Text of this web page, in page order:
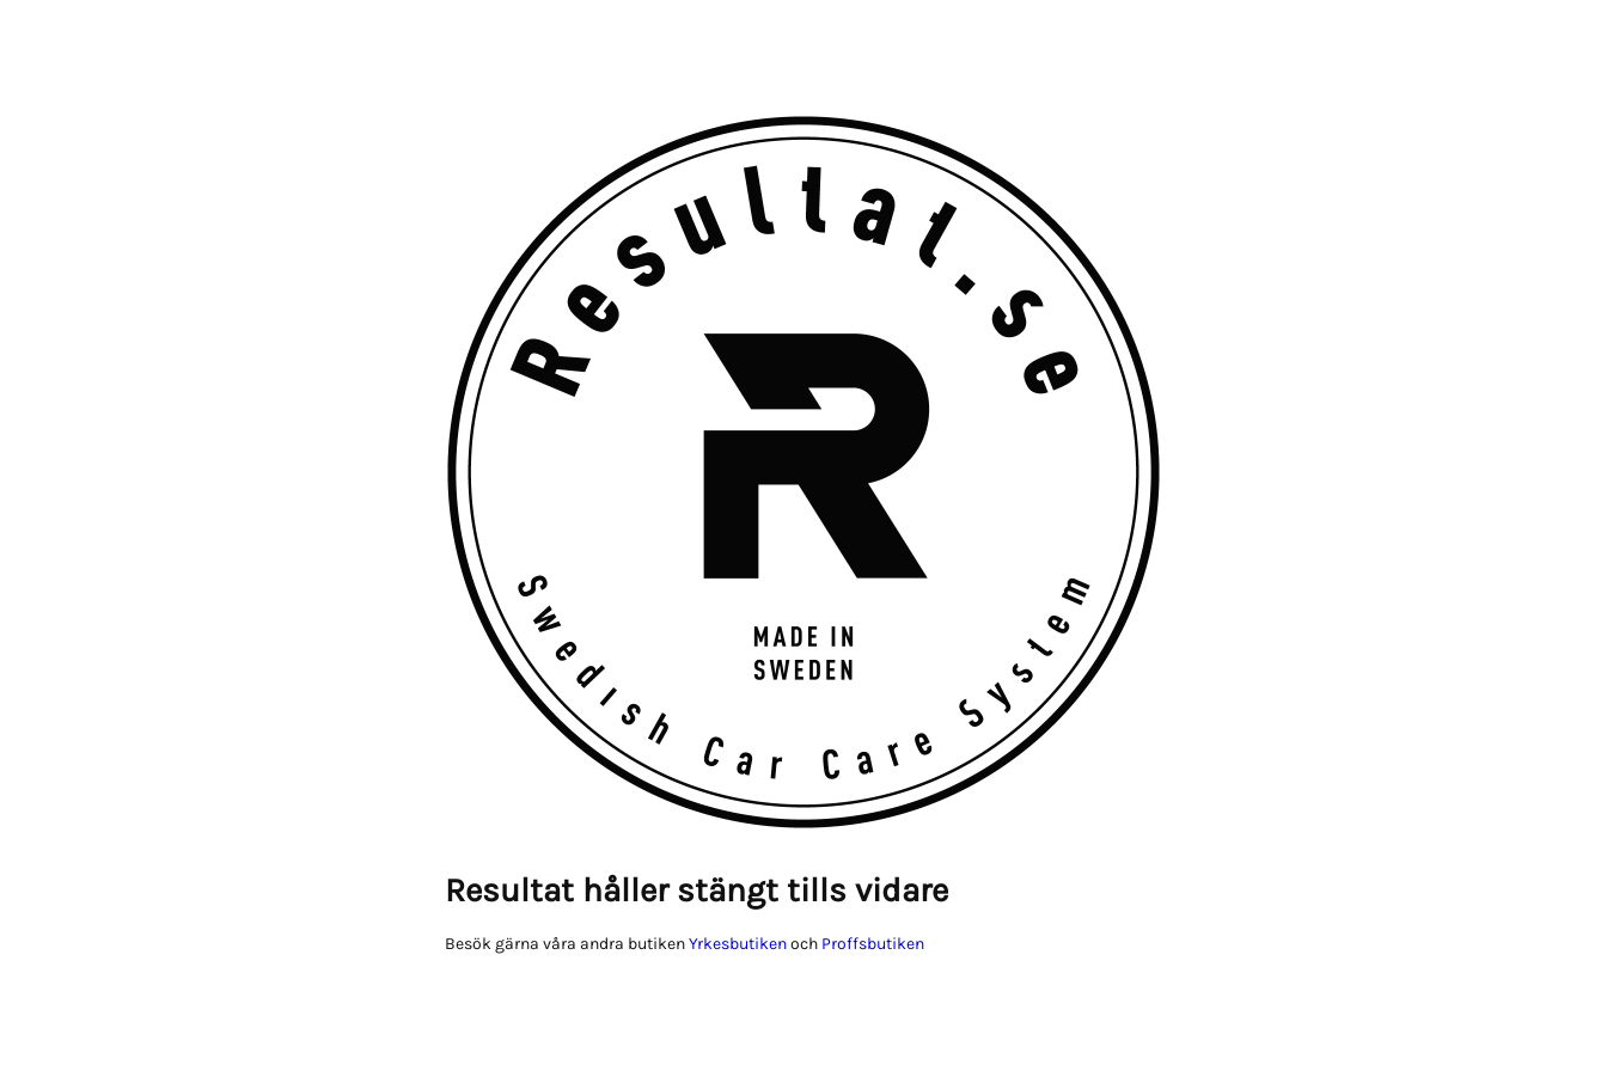
Resultat håller stängt tills vidare
Besök gärna våra andra butikenYrkesbutikenoch Proffsbutiken